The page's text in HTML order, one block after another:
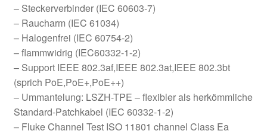
– Steckerverbinder (IEC 60603-7)
– Raucharm (IEC 61034)
– Halogenfrei (IEC 60754-2)
– flammwidrig (IEC60332-1-2)
– Support IEEE 802.3af,IEEE 802.3at,IEEE 802.3bt
(sprich PoE,PoE+,PoE++)
– Ummantelung: LSZH-TPE – flexibler als herkömmliche
Standard-Patchkabel (IEC 60332-1-2)
– Fluke Channel Test ISO 11801 channel Class Ea